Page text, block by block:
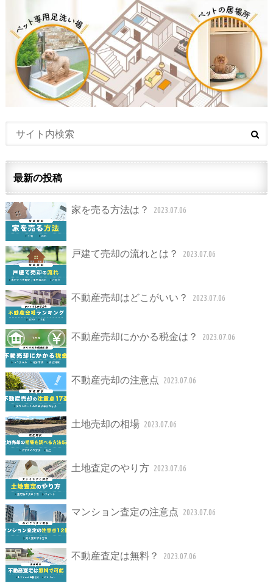
最新の投稿
家を売る方法は？ 2023.07.06
戸建て売却の流れとは？ 2023.07.06
不動産売却はどこがいい？ 2023.07.06
不動産売却にかかる税金は？ 2023.07.06
不動産売却の注意点 2023.07.06
土地売却の相場 2023.07.06
土地査定のやり方 2023.07.06
マンション査定の注意点 2023.07.06
不動産査定は無料？ 2023.07.06